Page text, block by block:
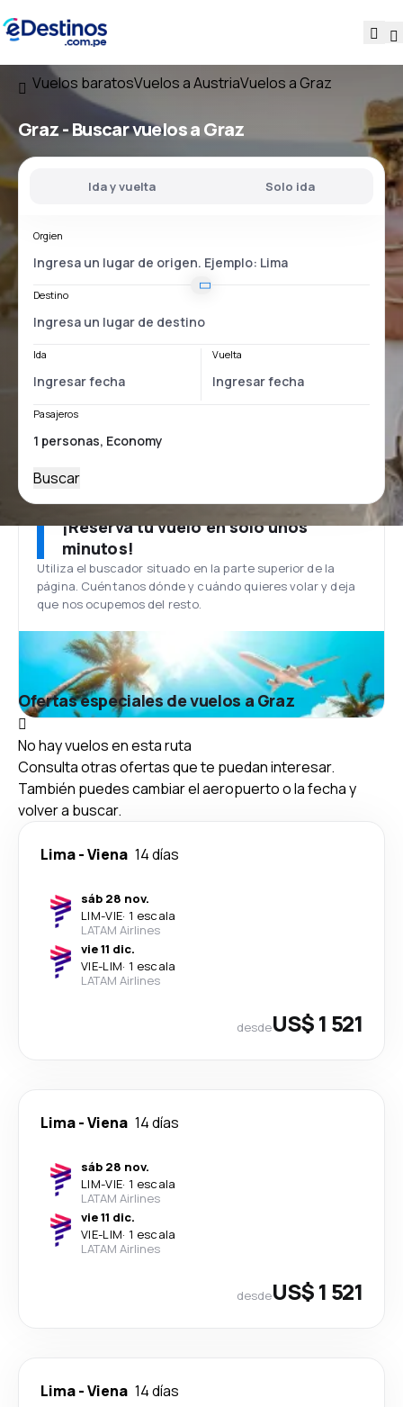
Vuelos baratosVuelos a AustriaVuelos a Graz
Graz - Buscar vuelos a Graz
Ida y vuelta Solo ida
Orgien
Destino
Ida Vuelta
Pasajeros
Buscar
¡Reserva tu vuelo en solo unos
minutos!
Utiliza el buscador situado en la parte superior de la
página. Cuéntanos dónde y cuándo quieres volar y deja
que nos ocupemos del resto.
Ofertas especiales de vuelos a Graz
No hay vuelos en esta ruta
Consulta otras ofertas que te puedan interesar.
También puedes cambiar el aeropuerto o la fecha y
volver a buscar.
Lima-Viena 14 días
sáb 28 nov.
LIM-VIE· 1 escala
LATAM Airlines
vie 11 dic.
VIE-LIM· 1 escala
LATAM Airlines
desdeUS$ 1 521
Lima-Viena 14 días
sáb 28 nov.
LIM-VIE· 1 escala
LATAM Airlines
vie 11 dic.
VIE-LIM· 1 escala
LATAM Airlines
desdeUS$ 1 521
Lima-Viena 14 días